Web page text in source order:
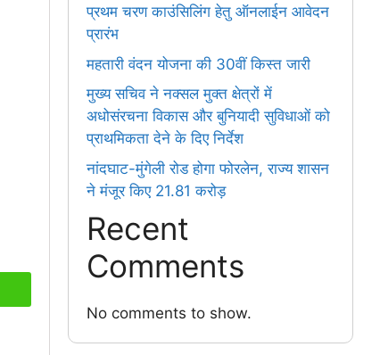
प्रथम चरण काउंसिलिंग हेतु ऑनलाईन आवेदन
प्रारंभ
महतारी वंदन योजना की 30वीं किस्त जारी
मुख्य सचिव ने नक्सल मुक्त क्षेत्रों में
अधोसंरचना विकास और बुनियादी सुविधाओं को
प्राथमिकता देने के दिए निर्देश
नांदघाट-मुंगेली रोड होगा फोरलेन, राज्य शासन
ने मंजूर किए 21.81 करोड़
Recent
Comments
No comments to show.